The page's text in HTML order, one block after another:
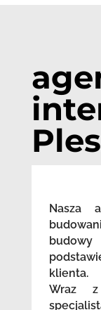
Nasza
klienta.
Wraz z